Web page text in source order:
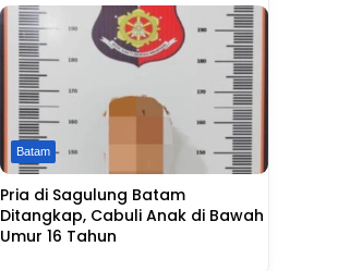
Batam
Pria di Sagulung Batam
Ditangkap, Cabuli Anak di Bawah
Umur 16 Tahun